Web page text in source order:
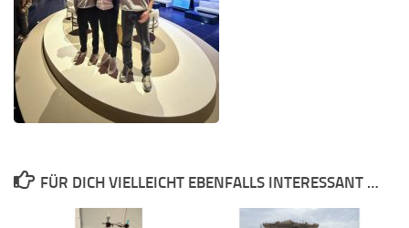
FÜR DICH VIELLEICHT EBENFALLS INTERESSANT …